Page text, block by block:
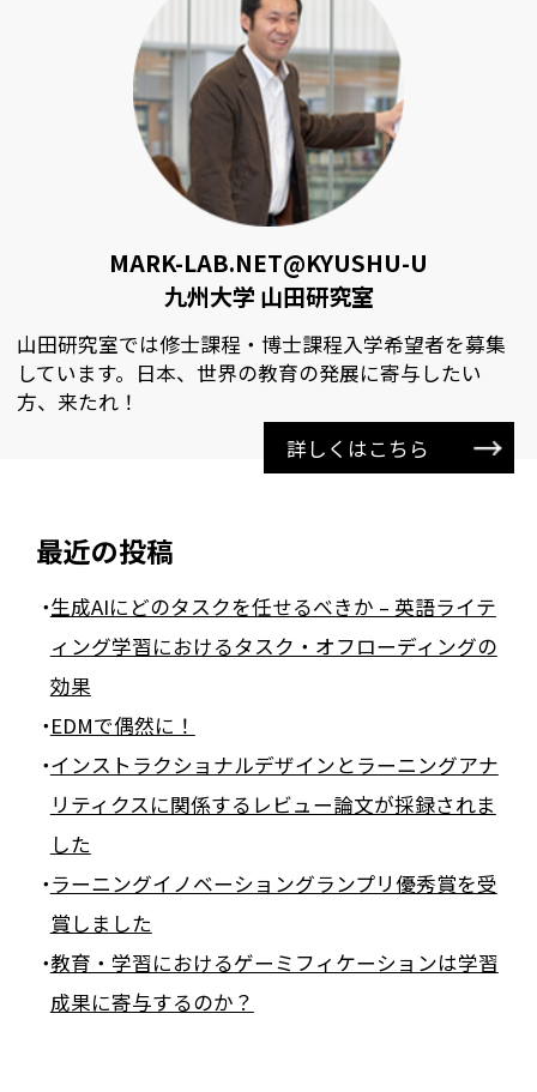
MARK-LAB.NET@KYUSHU-U
九州大学 山田研究室
山田研究室では修士課程・博士課程入学希望者を募集
しています。日本、世界の教育の発展に寄与したい
方、来たれ！
詳しくはこちら
最近の投稿
生成AIにどのタスクを任せるべきか – 英語ライテ
ィング学習におけるタスク・オフローディングの
効果
EDMで偶然に！
インストラクショナルデザインとラーニングアナ
リティクスに関係するレビュー論文が採録されま
した
ラーニングイノベーショングランプリ優秀賞を受
賞しました
教育・学習におけるゲーミフィケーションは学習
成果に寄与するのか？